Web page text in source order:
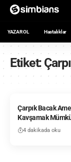
YAZAR OL Hastalıklar
Etiket:
Çarpık Bacak
Kavşamak
4 dakikada oku